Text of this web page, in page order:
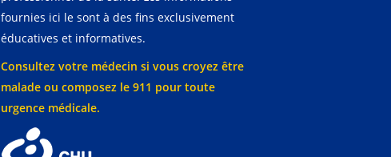
fournies ici le sont à des fins exclusivement
éducatives et informatives.
Consultez votre médecin si vous croyez être
malade ou composez le 911 pour toute
urgence médicale.